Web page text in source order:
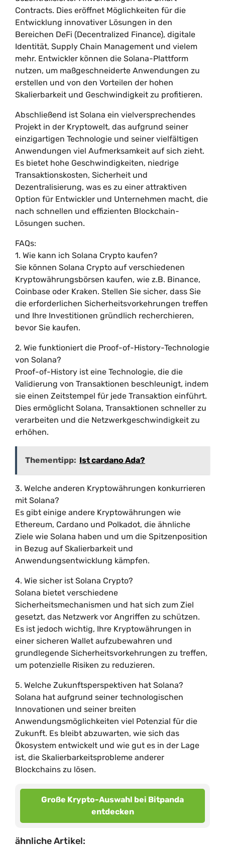
Contracts. Dies eröffnet Möglichkeiten für die
Entwicklung innovativer Lösungen in den
Bereichen DeFi (Decentralized Finance), digitale
Identität, Supply Chain Management und vielem
mehr. Entwickler können die Solana-Plattform
nutzen, um maßgeschneiderte Anwendungen zu
erstellen und von den Vorteilen der hohen
Skalierbarkeit und Geschwindigkeit zu profitieren.
Abschließend ist Solana ein vielversprechendes
Projekt in der Kryptowelt, das aufgrund seiner
einzigartigen Technologie und seiner vielfältigen
Anwendungen viel Aufmerksamkeit auf sich zieht.
Es bietet hohe Geschwindigkeiten, niedrige
Transaktionskosten, Sicherheit und
Dezentralisierung, was es zu einer attraktiven
Option für Entwickler und Unternehmen macht, die
nach schnellen und effizienten Blockchain-
Lösungen suchen.
FAQs:
1. Wie kann ich Solana Crypto kaufen?
Sie können Solana Crypto auf verschiedenen
Kryptowährungsbörsen kaufen, wie z.B. Binance,
Coinbase oder Kraken. Stellen Sie sicher, dass Sie
die erforderlichen Sicherheitsvorkehrungen treffen
und Ihre Investitionen gründlich recherchieren,
bevor Sie kaufen.
2. Wie funktioniert die Proof-of-History-Technologie
von Solana?
Proof-of-History ist eine Technologie, die die
Validierung von Transaktionen beschleunigt, indem
sie einen Zeitstempel für jede Transaktion einführt.
Dies ermöglicht Solana, Transaktionen schneller zu
verarbeiten und die Netzwerkgeschwindigkeit zu
erhöhen.
Thementipp: Ist cardano Ada?
3. Welche anderen Kryptowährungen konkurrieren
mit Solana?
Es gibt einige andere Kryptowährungen wie
Ethereum, Cardano und Polkadot, die ähnliche
Ziele wie Solana haben und um die Spitzenposition
in Bezug auf Skalierbarkeit und
Anwendungsentwicklung kämpfen.
4. Wie sicher ist Solana Crypto?
Solana bietet verschiedene
Sicherheitsmechanismen und hat sich zum Ziel
gesetzt, das Netzwerk vor Angriffen zu schützen.
Es ist jedoch wichtig, Ihre Kryptowährungen in
einer sicheren Wallet aufzubewahren und
grundlegende Sicherheitsvorkehrungen zu treffen,
um potenzielle Risiken zu reduzieren.
5. Welche Zukunftsperspektiven hat Solana?
Solana hat aufgrund seiner technologischen
Innovationen und seiner breiten
Anwendungsmöglichkeiten viel Potenzial für die
Zukunft. Es bleibt abzuwarten, wie sich das
Ökosystem entwickelt und wie gut es in der Lage
ist, die Skalierbarkeitsprobleme anderer
Blockchains zu lösen.
Große Krypto-Auswahl bei Bitpanda
entdecken
ähnliche Artikel: